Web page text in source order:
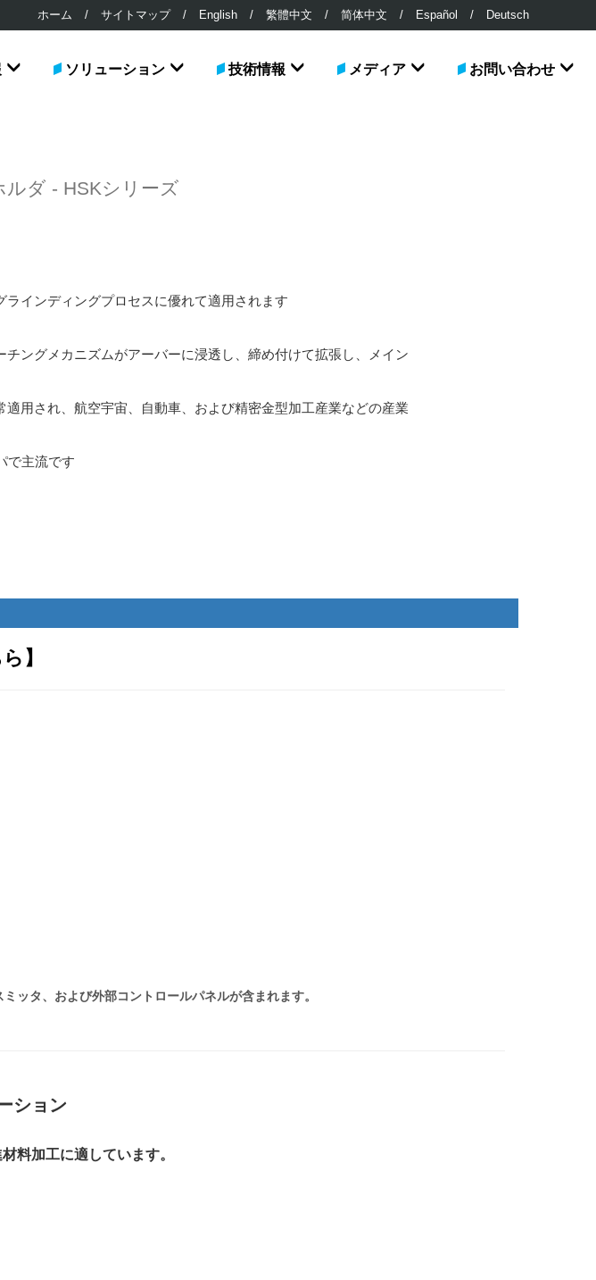
ホーム / サイトマップ / English / 繁體中文 / 简体中文 / Español / Deutsch
ソリューション 技術情報 メディア お問い合わせ
ルダ - HSKシリーズ
ラインディングプロセスに優れて適用されます
チングメカニズムがアーバーに浸透し、締め付けて拡張し、メイン
適用され、航空宇宙、自動車、および精密金型加工産業などの産業
で主流です
】
ッタ、および外部コントロールパネルが含まれます。
ション
料加工に適しています。